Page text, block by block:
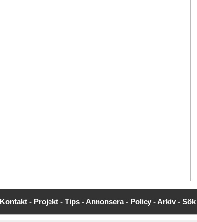
Kontakt - Projekt - Tips -Annonsera - Policy -Arkiv - Sök